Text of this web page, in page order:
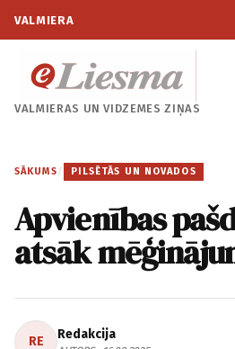
VALMIERA
VALMIERAS UNVIDZEMES ZIŅAS
SĀKUMS / PILSĒTĀS UN NOVADOS
Apvienības
atsāk
RE Redakcija